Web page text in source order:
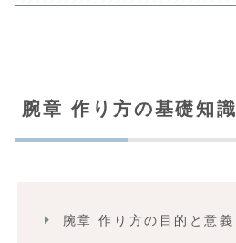
腕章 作り方の基礎知識
腕章 作り方の目的と意義